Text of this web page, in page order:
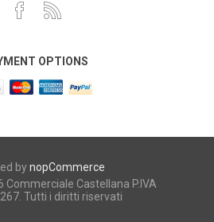
OPTIONS
bynopCommerce
Castellana P.IVA
Tutti i diritti riservati